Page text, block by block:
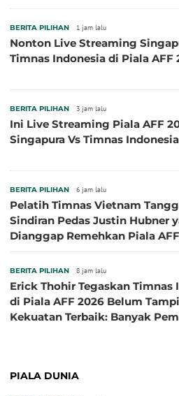
BERITA PILIHAN 1 jam lalu
Nonton Live Streaming
Timnas Indonesia di Piala AFF
BERITA PILIHAN 3 jam lalu
Ini Live Streaming Piala AFF
Singapura Vs Timnas Indonesia
BERITA PILIHAN 6 jam lalu
Pelatih Timnas Vietnam
Sindiran Pedas Justin Hubner
Dianggap Remehkan Piala
BERITA PILIHAN 8 jam lalu
Erick Thohir Tegaskan Timnas
di Piala AFF 2026 Belum
Kekuatan Terbaik: Banyak
PIALA DUNIA